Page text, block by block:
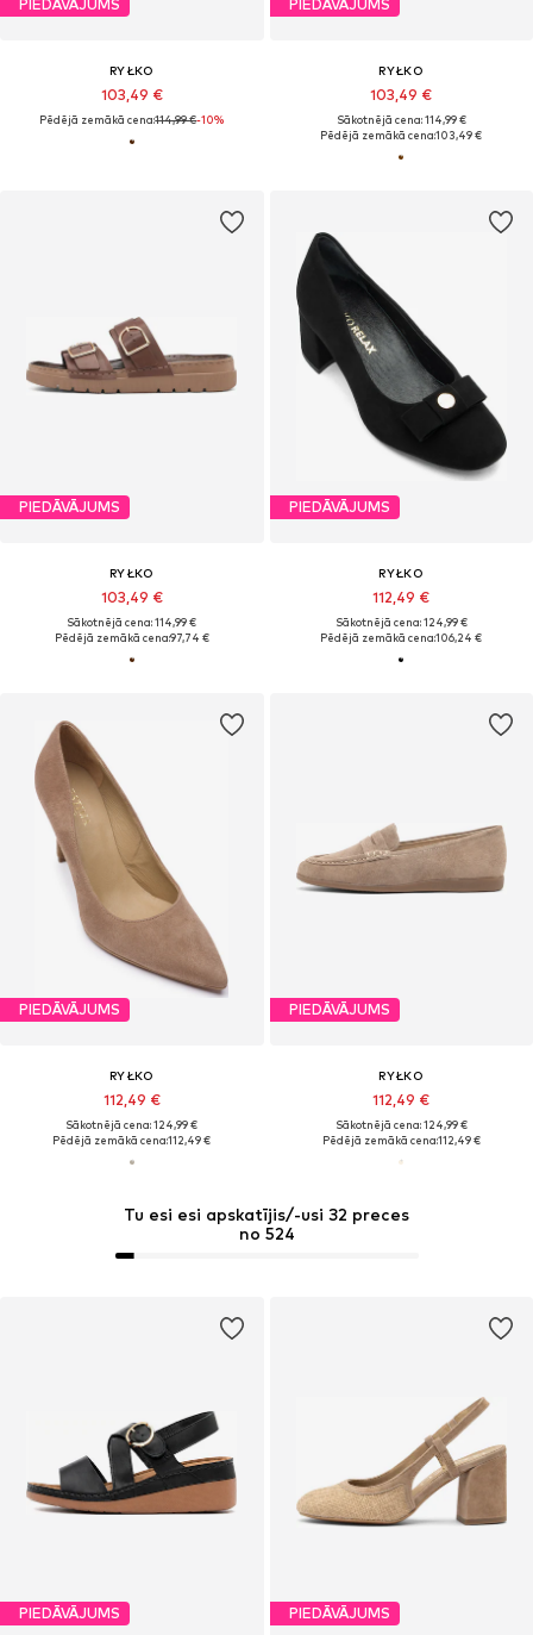
PIEDĀVĀJUMS
RYŁKO
103,49 €
Pēdējā zemākā cena:114,99 €-10%
PIEDĀVĀJUMS
RYŁKO
103,49 €
Sākotnējā cena: 114,99 €
Pēdējā zemākā cena:103,49 €
Tu esi esi apskatījis/-usi 32 preces
no 524
PIEDĀVĀJUMS
RYŁKO
103,49 €
Sākotnējā cena: 114,99 €
Pēdējā zemākā cena:97,74 €
PIEDĀVĀJUMS
RYŁKO
112,49 €
Sākotnējā cena: 124,99 €
Pēdējā zemākā cena:106,24 €
PIEDĀVĀJUMS
RYŁKO
112,49 €
Sākotnējā cena: 124,99 €
Pēdējā zemākā cena:112,49 €
PIEDĀVĀJUMS
RYŁKO
112,49 €
Sākotnējā cena: 124,99 €
Pēdējā zemākā cena:112,49 €
PIEDĀVĀJUMS PIEDĀVĀJUMS